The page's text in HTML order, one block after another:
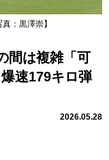
：黒澤崇】
間は複雑「可
速179キロ弾
2026.05.28